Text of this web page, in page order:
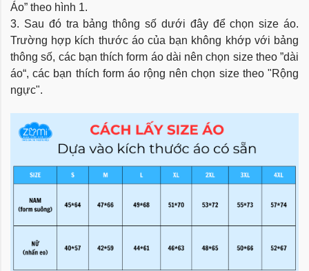
Áo” theo hình 1.
3. Sau đó tra bảng thông số dưới đây để chọn size áo.
Trường hợp kích thước áo của bạn không khớp với bảng
thông số, các bạn thích form áo dài nên chọn size theo ”dài
áo“, các bạn thích form áo rộng nên chọn size theo "Rộng
ngực".